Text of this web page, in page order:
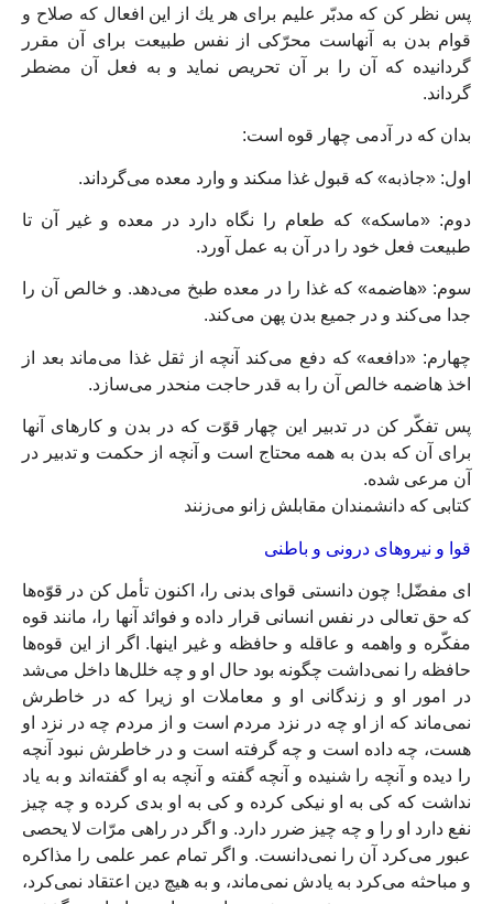
پس نظر كن كه مدبّر عليم براى هر يك از اين افعال كه صلاح و
قوام بدن به آنهاست محرّكى از نفس طبيعت براى آن مقرر
گردانيده كه آن را بر آن تحريص نمايد و به فعل آن مضطر
گرداند.
بدان كه در آدمى چهار قوه است:
اول: «جاذبه» كه قبول غذا مى‏كند و وارد معده مى‏‌گرداند.
دوم: «ماسكه» كه طعام را نگاه دارد در معده و غير آن تا
طبيعت فعل خود را در آن به عمل آورد.
سوم: «هاضمه» كه غذا را در معده طبخ مى‏‌دهد. و خالص آن را
جدا مى‏‌كند و در جميع بدن پهن مى‏‌كند.
چهارم: «دافعه» كه دفع مى‏‌كند آنچه از ثقل غذا مى‏‌ماند بعد از
اخذ هاضمه خالص آن را به قدر حاجت منحدر مى‏‌سازد.
پس تفكّر كن در تدبير اين چهار قوّت كه در بدن و كارهاى آنها
براى آن كه بدن به همه محتاج است و آنچه از حكمت و تدبير در
آن مرعى شده.
کتابی که دانشمندان مقابلش زانو می‌زنند
قوا و نيروهاى درونى و باطنى‏
اى مفضّل! چون دانستى قواى بدنى را، اكنون تأمل كن در قوّه‌‏ها
كه حق تعالى در نفس انسانى قرار داده و فوائد آنها را، مانند قوه
مفكّره و واهمه و عاقله و حافظه و غير اينها. اگر از اين قوه‏‌ها
حافظه را نمى‏‌داشت چگونه بود حال او و چه خلل‏‌ها داخل مى‏‌شد
در امور او و زندگانى او و معاملات او زيرا كه در خاطرش
نمى‌‏ماند كه از او چه در نزد مردم است و از مردم چه در نزد او
هست، چه داده است و چه گرفته است و در خاطرش نبود آنچه
را ديده و آنچه را شنيده و آنچه گفته و آنچه به او گفته‌‏اند و به ياد
نداشت كه كى به او نيكى كرده و كى به او بدى كرده و چه چيز
نفع دارد او را و چه چيز ضرر دارد. و اگر در راهى مرّات لا يحصى
عبور مى‏‌كرد آن را نمى‏‌دانست. و اگر تمام عمر علمى را مذاكره
و مباحثه مى‏‌كرد به يادش نمى‌‏ماند، و به هيچ دين اعتقاد نمى‌‏كرد،